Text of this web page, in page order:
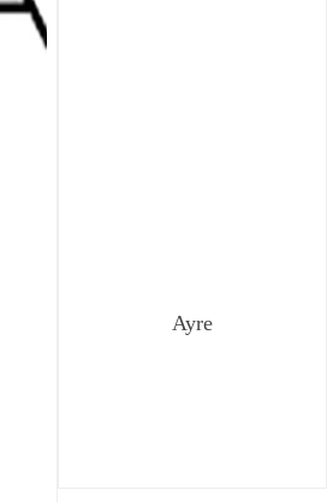
Ayre